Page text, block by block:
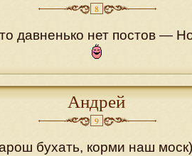
8
давненько нет постов —
Андрей
9
бухать, корми наш